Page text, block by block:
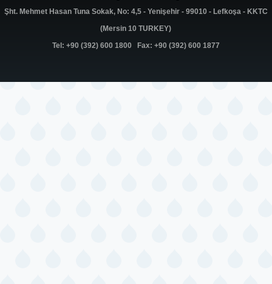
Şht. Mehmet Hasan Tuna Sokak, No: 4,5 - Yenişehir - 99010 - Lefkoşa - KKTC
(Mersin 10 TURKEY)
Tel: +90 (392) 600 1800 Fax: +90 (392) 600 1877